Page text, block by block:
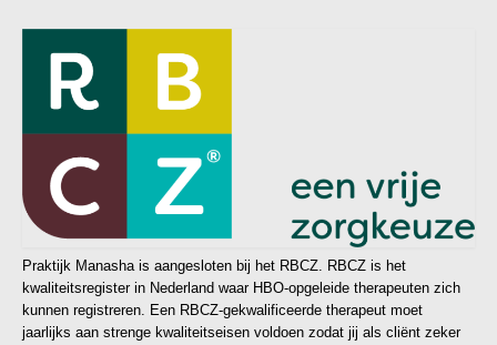
Praktijk Manasha is aangesloten bij het RBCZ. RBCZ is het
kwaliteitsregister in Nederland waar HBO-opgeleide therapeuten zich
kunnen registreren. Een RBCZ-gekwalificeerde therapeut moet
jaarlijks aan strenge kwaliteitseisen voldoen zodat jij als cliënt zeker